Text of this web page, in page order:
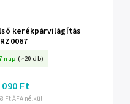
kerékpárvilágítás
nap (>20 db)
Ft ÁFA nélkül
090 Ft